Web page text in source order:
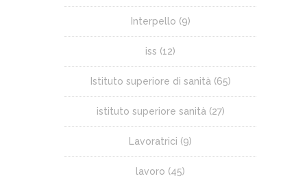
Interpello (9)
iss (12)
Istituto superiore di sanità (65)
istituto superiore sanità (27)
Lavoratrici (9)
lavoro (45)